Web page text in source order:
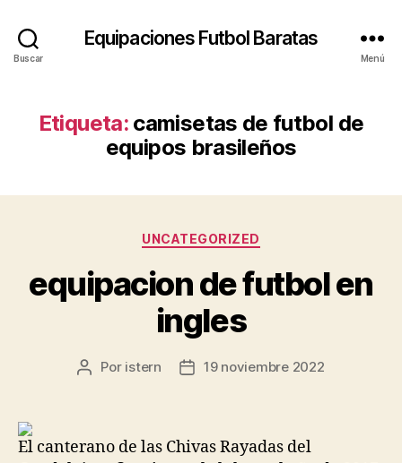
Buscar
Equipaciones Futbol Baratas
Menú
Etiqueta: camisetas de futbol de
equipos brasileños
Categorías
UNCATEGORIZED
equipacion de futbol en
ingles
Autor
Por istern
Fecha19 noviembre 2022
El canterano de las Chivas Rayadas del